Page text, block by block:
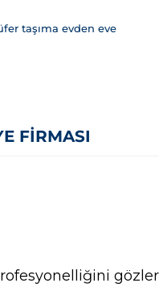
taşıma evden eve
FIRMASI